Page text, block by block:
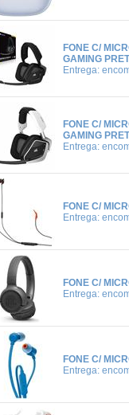
FONE C/
GAMING
Entrega:
FONE C/
GAMING
Entrega:
FONE C/
Entrega:
FONE C/
Entrega:
FONE C/
Entrega: